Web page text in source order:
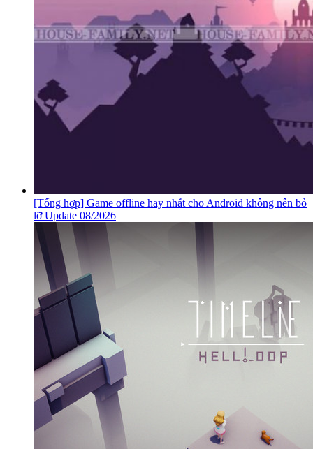
[Tổng hợp] Game offline hay nhất cho Android không nên bỏ
lỡ Update 08/2026